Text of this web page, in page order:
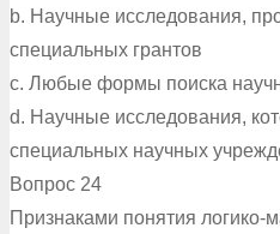
b. Научные исследования,
специальных грантов
c. Любые формы поиска
d. Научные исследования,
специальных научных
Вопрос 24
Признаками понятия логико-